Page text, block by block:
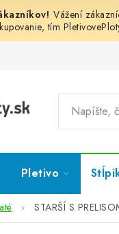
Vážení
tím
Pletivo
STARŠÍ S